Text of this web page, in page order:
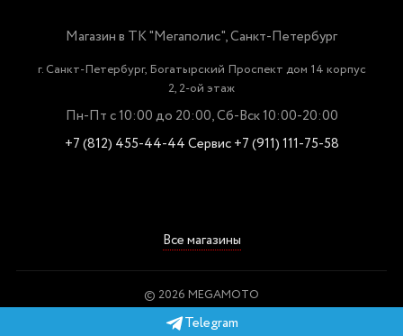
Магазин в ТК "Мегаполис", Санкт-Петербург
г. Санкт-Петербург, Богатырский Проспект дом 14 корпус
2, 2-ой этаж
Пн-Пт с 10:00 до 20:00, Сб-Вск 10:00-20:00
+7 (812) 455-44-44Сервис +7 (911) 111-75-58
Все магазины
© 2026 MEGAMOTO
Пользовательское соглашение
Telegram